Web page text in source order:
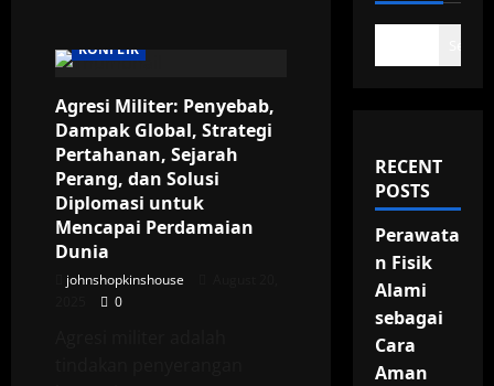
KONFLIK
Agresi Militer: Penyebab,
Dampak Global, Strategi
Pertahanan, Sejarah
Perang, dan Solusi
Diplomasi untuk
Mencapai Perdamaian
Dunia
johnshopkinshouse
0
RECENT
POSTS
Perawata
n Fisik
Alami
sebagai
Cara
Aman